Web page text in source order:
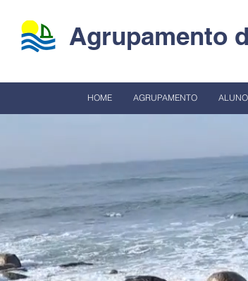
Agrupamento
HOME AGRUPAMENTO